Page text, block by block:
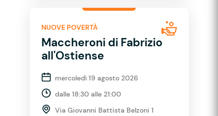
NUOVE POVERTÀ
Maccheroni di Fabrizio
all'Ostiense
mercoledì 19 agosto 2026
dalle 18:30 alle 21:00
Via Giovanni Battista Belzoni 1